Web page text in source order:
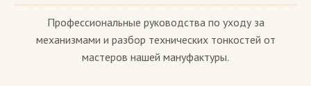
Профессиональные руководства по уходу за
механизмами и разбор технических тонкостей от
мастеров нашей мануфактуры.